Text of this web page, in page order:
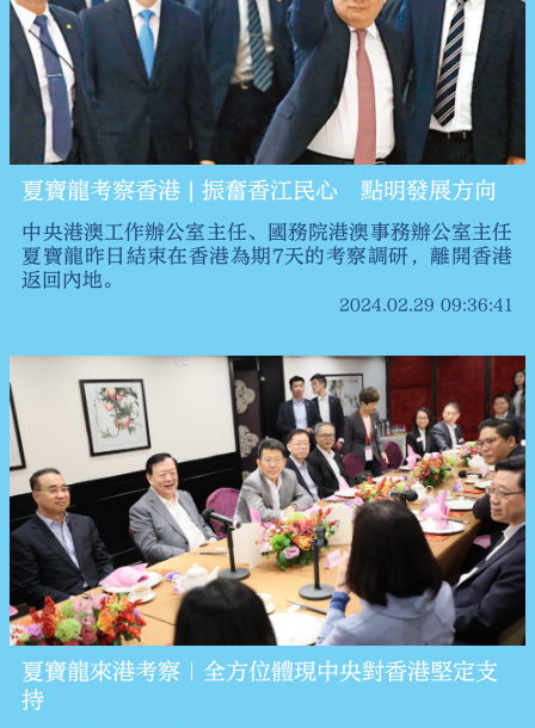
夏寶龍考察香港 | 振奮香江民心 點明發展方向
中央港澳工作辦公室主任、國務院港澳事務辦公室主任
夏寶龍昨日結束在香港為期7天的考察調研，離開香港
返回內地。
2024.02.29 09:36:41
夏寶龍來港考察｜全方位體現中央對香港堅定支
持